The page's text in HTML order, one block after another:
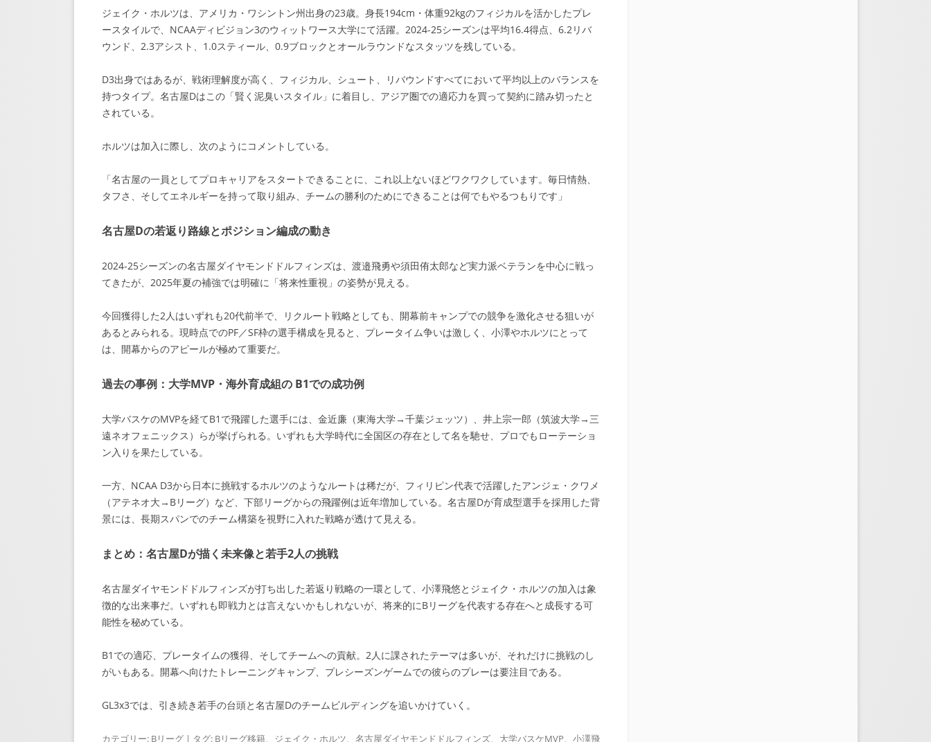
ジェイク・ホルツは、アメリカ・ワシントン州出身の23歳。身長194cm・体重92kgのフィジカルを活かしたプレ
ースタイルで、NCAAディビジョン3のウィットワース大学にて活躍。2024-25シーズンは平均16.4得点、6.2リバ
ウンド、2.3アシスト、1.0スティール、0.9ブロックとオールラウンドなスタッツを残している。
D3出身ではあるが、戦術理解度が高く、フィジカル、シュート、リバウンドすべてにおいて平均以上のバランスを
持つタイプ。名古屋Dはこの「賢く泥臭いスタイル」に着目し、アジア圏での適応力を買って契約に踏み切ったと
されている。
ホルツは加入に際し、次のようにコメントしている。
「名古屋の一員としてプロキャリアをスタートできることに、これ以上ないほどワクワクしています。毎日情熱、
タフさ、そしてエネルギーを持って取り組み、チームの勝利のためにできることは何でもやるつもりです」
名古屋Dの若返り路線とポジション編成の動き
2024-25シーズンの名古屋ダイヤモンドドルフィンズは、渡邉飛勇や須田侑太郎など実力派ベテランを中心に戦っ
てきたが、2025年夏の補強では明確に「将来性重視」の姿勢が見える。
今回獲得した2人はいずれも20代前半で、リクルート戦略としても、開幕前キャンプでの競争を激化させる狙いが
あるとみられる。現時点でのPF／SF枠の選手構成を見ると、プレータイム争いは激しく、小澤やホルツにとって
は、開幕からのアピールが極めて重要だ。
過去の事例：大学MVP・海外育成組の B1での成功例
大学バスケのMVPを経てB1で飛躍した選手には、金近廉（東海大学→千葉ジェッツ）、井上宗一郎（筑波大学→三
遠ネオフェニックス）らが挙げられる。いずれも大学時代に全国区の存在として名を馳せ、プロでもローテーショ
ン入りを果たしている。
一方、NCAA D3から日本に挑戦するホルツのようなルートは稀だが、フィリピン代表で活躍したアンジェ・クワメ
（アテネオ大→Bリーグ）など、下部リーグからの飛躍例は近年増加している。名古屋Dが育成型選手を採用した背
景には、長期スパンでのチーム構築を視野に入れた戦略が透けて見える。
まとめ：名古屋Dが描く未来像と若手2人の挑戦
名古屋ダイヤモンドドルフィンズが打ち出した若返り戦略の一環として、小澤飛悠とジェイク・ホルツの加入は象
徴的な出来事だ。いずれも即戦力とは言えないかもしれないが、将来的にBリーグを代表する存在へと成長する可
能性を秘めている。
B1での適応、プレータイムの獲得、そしてチームへの貢献。2人に課されたテーマは多いが、それだけに挑戦のし
がいもある。開幕へ向けたトレーニングキャンプ、プレシーズンゲームでの彼らのプレーは要注目である。
GL3x3では、引き続き若手の台頭と名古屋Dのチームビルディングを追いかけていく。
カテゴリー: Bリーグ| タグ: Bリーグ移籍、 ジェイク・ホルツ、 名古屋ダイヤモンドドルフィンズ、 大学バスケMVP、 小澤飛